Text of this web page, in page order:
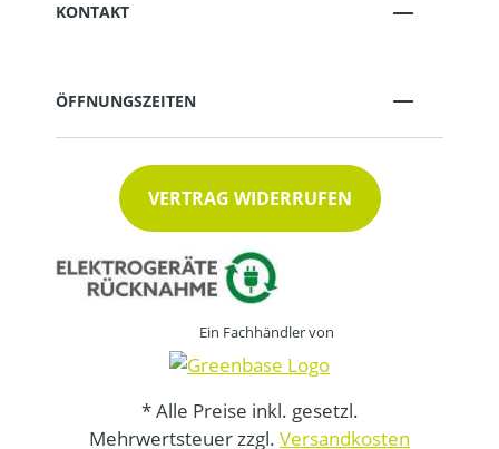
KONTAKT
ÖFFNUNGSZEITEN
VERTRAG WIDERRUFEN
Ein Fachhändler von
* Alle Preise inkl. gesetzl.
Mehrwertsteuer zzgl. Versandkosten